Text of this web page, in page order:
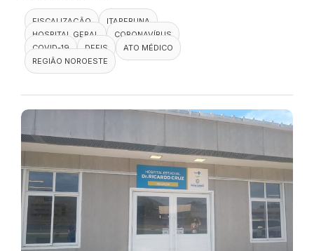
FISCALIZAÇÃO
ITAPERUNA
HOSPITAL GERAL
CORONAVÍRUS
COVID-19
DEFIS
ATO MÉDICO
REGIÃO NOROESTE